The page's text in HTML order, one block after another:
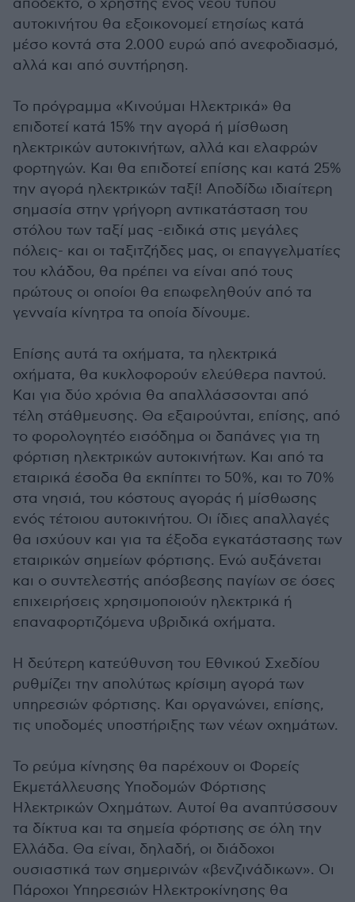
αποδεκτό, ο χρήστης ενός νέου τύπου
αυτοκινήτου θα εξοικονομεί ετησίως κατά
μέσο κοντά στα 2.000 ευρώ από ανεφοδιασμό,
αλλά και από συντήρηση.
Το πρόγραμμα «Κινούμαι Ηλεκτρικά» θα
επιδοτεί κατά 15% την αγορά ή μίσθωση
ηλεκτρικών αυτοκινήτων, αλλά και ελαφρών
φορτηγών. Και θα επιδοτεί επίσης και κατά 25%
την αγορά ηλεκτρικών ταξί! Αποδίδω ιδιαίτερη
σημασία στην γρήγορη αντικατάσταση του
στόλου των ταξί μας -ειδικά στις μεγάλες
πόλεις- και οι ταξιτζήδες μας, οι επαγγελματίες
του κλάδου, θα πρέπει να είναι από τους
πρώτους οι οποίοι θα επωφεληθούν από τα
γενναία κίνητρα τα οποία δίνουμε.
Επίσης αυτά τα οχήματα, τα ηλεκτρικά
οχήματα, θα κυκλοφορούν ελεύθερα παντού.
Και για δύο χρόνια θα απαλλάσσονται από
τέλη στάθμευσης. Θα εξαιρούνται, επίσης, από
το φορολογητέο εισόδημα οι δαπάνες για τη
φόρτιση ηλεκτρικών αυτοκινήτων. Και από τα
εταιρικά έσοδα θα εκπίπτει το 50%, και το 70%
στα νησιά, του κόστους αγοράς ή μίσθωσης
ενός τέτοιου αυτοκινήτου. Οι ίδιες απαλλαγές
θα ισχύουν και για τα έξοδα εγκατάστασης των
εταιρικών σημείων φόρτισης. Ενώ αυξάνεται
και ο συντελεστής απόσβεσης παγίων σε όσες
επιχειρήσεις χρησιμοποιούν ηλεκτρικά ή
επαναφορτιζόμενα υβριδικά οχήματα.
Η δεύτερη κατεύθυνση του Εθνικού Σχεδίου
ρυθμίζει την απολύτως κρίσιμη αγορά των
υπηρεσιών φόρτισης. Και οργανώνει, επίσης,
τις υποδομές υποστήριξης των νέων οχημάτων.
Το ρεύμα κίνησης θα παρέχουν οι Φορείς
Εκμετάλλευσης Υποδομών Φόρτισης
Ηλεκτρικών Οχημάτων. Αυτοί θα αναπτύσσουν
τα δίκτυα και τα σημεία φόρτισης σε όλη την
Ελλάδα. Θα είναι, δηλαδή, οι διάδοχοι
ουσιαστικά των σημερινών «βενζινάδικων». Οι
Πάροχοι Υπηρεσιών Ηλεκτροκίνησης θα